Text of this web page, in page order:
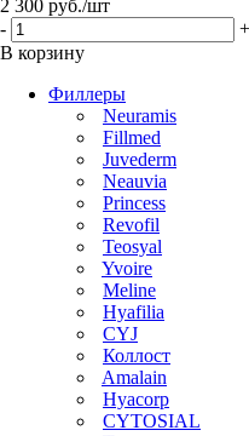
2 300 руб./шт
-
+
В корзину
Филлеры
Neuramis
Fillmed
Juvederm
Neauvia
Princess
Revofil
Teosyal
Yvoire
Meline
Hyafilia
CYJ
Коллост
Amalain
Hyacorp
CYTOSIAL